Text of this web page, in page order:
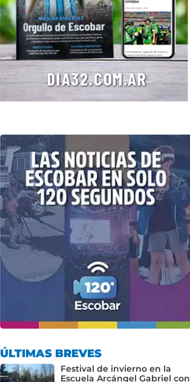
ÚLTIMAS BREVES
Festival de invierno en la
Escuela Arcángel Gabriel con